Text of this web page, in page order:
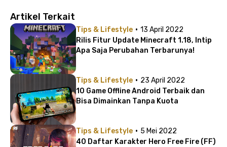
Artikel Terkait
Tips & Lifestyle · 13 April 2022
Rilis Fitur Update Minecraft 1.18, Intip
Apa Saja Perubahan Terbarunya!
Tips & Lifestyle · 23 April 2022
10 Game Offline Android Terbaik dan
Bisa Dimainkan Tanpa Kuota
Tips & Lifestyle · 5 Mei 2022
40 Daftar Karakter Hero Free Fire (FF)